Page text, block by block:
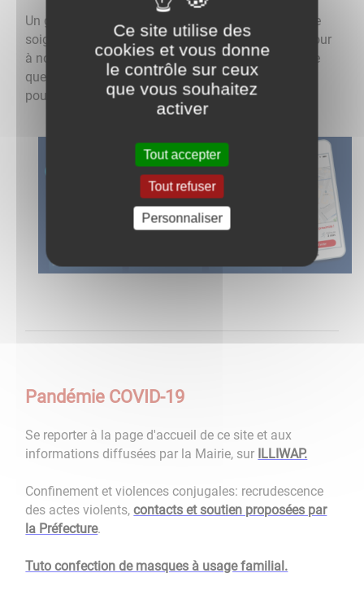
Un grand MERCI également à toutes nos équipes de
soignants et de bénévoles qui s’engagent chaque jour
à nos côtés et qui, face à la situation exceptionnelle
que nous vivons, ont tenu à s’engager encore plus
pour la santé de tous.
Pandémie COVID-19
Se reporter à la page d'accueil de ce site et aux
informations diffusées par la Mairie, sur ILLIWAP.
Confinement et violences conjugales: recrudescence
des actes violents,contacts et soutien proposées par
la Préfecture.
Tuto confection de masques à usage familial.
Ce site utilise des
cookies et vous donne
le contrôle sur ceux
que vous souhaitez
activer
Tout accepter
Tout refuser
Personnaliser